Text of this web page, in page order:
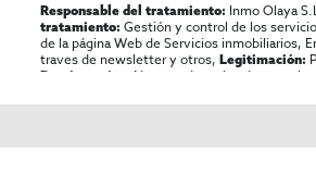
Responsable del tratamiento: Inmo Olaya
tratamiento: Gestión y control de los
de la página Web de Servicios inmobiliarios,
traves de newsletter y otros,Legitimación:
Destinatarios:
No se cederan los datos, salvo
rectificar y suprimir los datos, solicitar la